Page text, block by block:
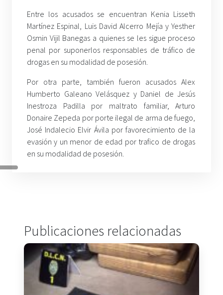
Entre los acusados se encuentran Kenia Lisseth
Martínez Espinal, Luis David Alcerro Mejía y Yesther
Osmin Vijil Banegas a quienes se les sigue proceso
penal por suponerlos responsables de tráfico de
drogas en su modalidad de posesión.
Por otra parte, también fueron acusados Alex
Humberto Galeano Velásquez y Daniel de Jesús
Inestroza Padilla por maltrato familiar, Arturo
Donaire Zepeda por porte ilegal de arma de fuego,
José Indalecio Elvir Ávila por favorecimiento de la
evasión y un menor de edad por trafico de drogas
en su modalidad de posesión.
Publicaciones relacionadas